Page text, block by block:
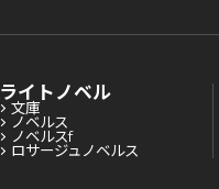
ライトノベル
文庫
ノベルス
ノベルスf
ロサージュノベルス